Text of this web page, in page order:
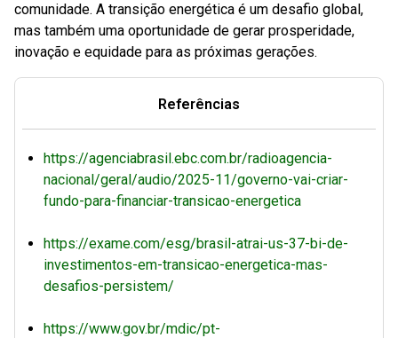
comunidade. A transição energética é um desafio global,
mas também uma oportunidade de gerar prosperidade,
inovação e equidade para as próximas gerações.
Referências
https://agenciabrasil.ebc.com.br/radioagencia-
nacional/geral/audio/2025-11/governo-vai-criar-
fundo-para-financiar-transicao-energetica
https://exame.com/esg/brasil-atrai-us-37-bi-de-
investimentos-em-transicao-energetica-mas-
desafios-persistem/
https://www.gov.br/mdic/pt-